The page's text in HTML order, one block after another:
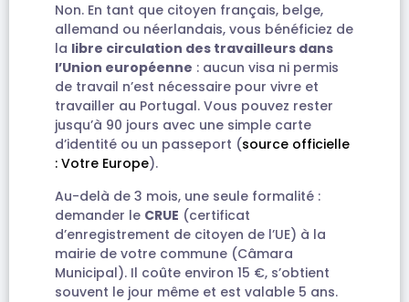
Non. En tant que citoyen français, belge,
allemand ou néerlandais, vous bénéficiez de
la libre circulation des travailleurs dans
l’Union européenne : aucun visa ni permis
de travail n’est nécessaire pour vivre et
travailler au Portugal. Vous pouvez rester
jusqu’à 90 jours avec une simple carte
d’identité ou un passeport (source officielle
: Votre Europe).
Au-delà de 3 mois, une seule formalité :
demander le CRUE (certificat
d’enregistrement de citoyen de l’UE) à la
mairie de votre commune (Câmara
Municipal). Il coûte environ 15 €, s’obtient
souvent le jour même et est valable 5 ans.